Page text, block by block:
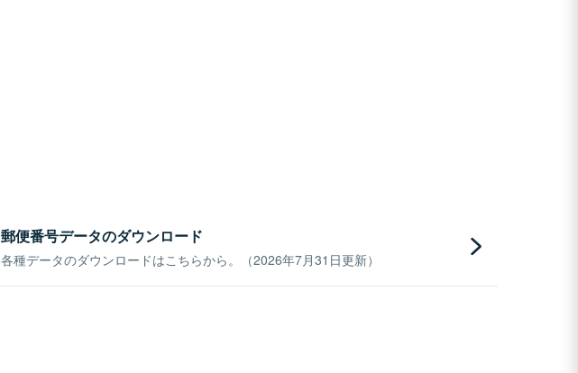
郵便番号データのダウンロード
各種データのダウンロードはこちらから。（2026年7月31日更新）